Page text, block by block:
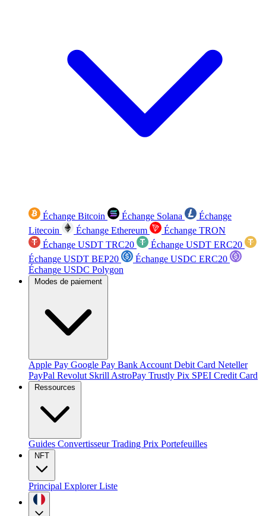
Échange Bitcoin Échange Solana
Échange
Litecoin
Échange Ethereum
Échange TRON
Échange USDT TRC20
Échange USDT ERC20
Échange USDT BEP20
Échange USDC ERC20
Échange USDC Polygon
Modes de paiement
Apple Pay Google Pay Bank Account Debit Card Neteller
PayPal Revolut Skrill AstroPay Trustly Pix SPEI Credit Card
Ressources
Guides ConvertisseurTrading Prix Portefeuilles
NFT
Principal ExplorerListe